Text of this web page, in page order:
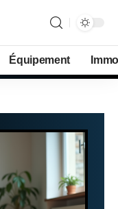
Équipement